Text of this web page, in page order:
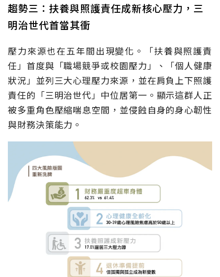
趨勢三：扶養與照護責任成新核心壓力，三
明治世代首當其衝
壓力來源也在五年間出現變化。「扶養與照護責
任」首度與「職場競爭或校園壓力」、「個人健康
狀況」並列三大心理壓力來源，並在肩負上下照護
責任的「三明治世代」中位居第一。顯示這群人正
被多重角色壓縮喘息空間，並侵蝕自身的身心韌性
與財務決策能力。